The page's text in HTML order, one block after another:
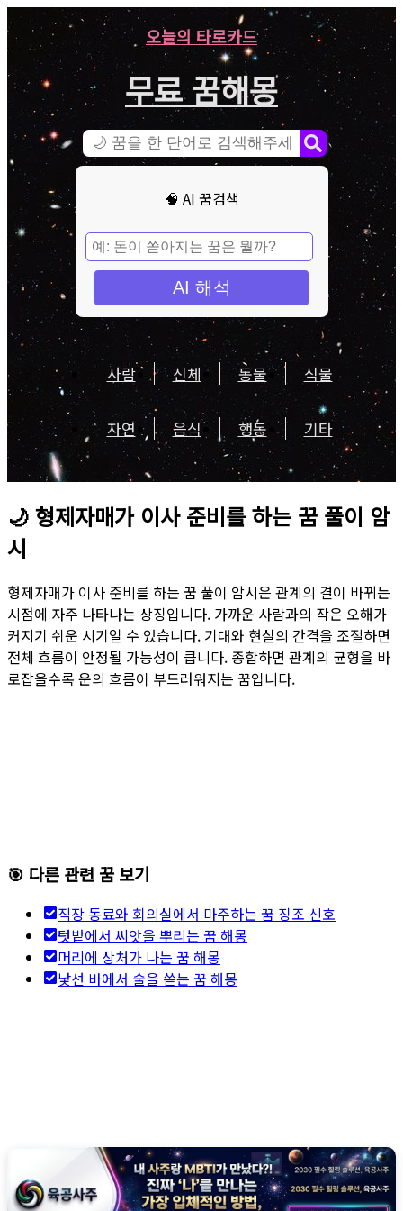
오늘의 타로카드
무료 꿈해몽
🧠 AI 꿈검색
AI 해석
사람 신체 동물 식물
자연 음식 행동 기타
🌙 형제자매가 이사 준비를 하는 꿈 풀이 암
시
형제자매가 이사 준비를 하는 꿈 풀이 암시은 관계의 결이 바뀌는
시점에 자주 나타나는 상징입니다. 가까운 사람과의 작은 오해가
커지기 쉬운 시기일 수 있습니다. 기대와 현실의 간격을 조절하면
전체 흐름이 안정될 가능성이 큽니다. 종합하면 관계의 균형을 바
로잡을수록 운의 흐름이 부드러워지는 꿈입니다.
🎯 다른 관련 꿈 보기
직장 동료와 회의실에서 마주하는 꿈 징조 신호
텃밭에서 씨앗을 뿌리는 꿈 해몽
머리에 상처가 나는 꿈 해몽
낯선 바에서 술을 쏟는 꿈 해몽